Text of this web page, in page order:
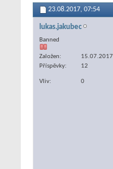
23.08.2017, 07:54
lukas.jakubec
Banned
Založen
15.07.2017
Příspěvky
12
Vliv 0